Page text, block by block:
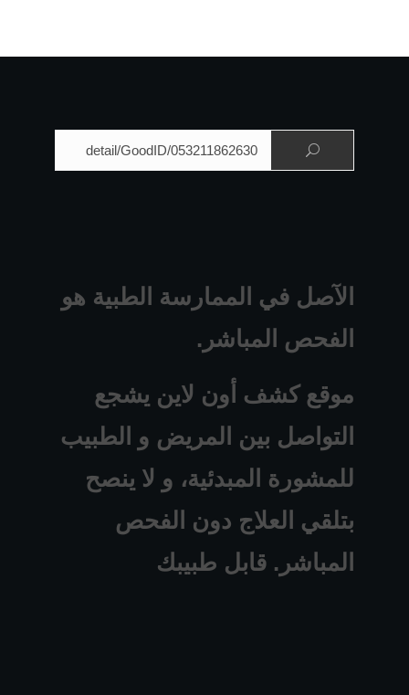
الآصل في الممارسة الطبية هو
الفحص المباشر.
موقع كشف أون لاين يشجع
التواصل بين المريض و الطبيب
للمشورة المبدئية، و لا ينصح
بتلقي العلاج دون الفحص
المباشر. قابل طبيبك